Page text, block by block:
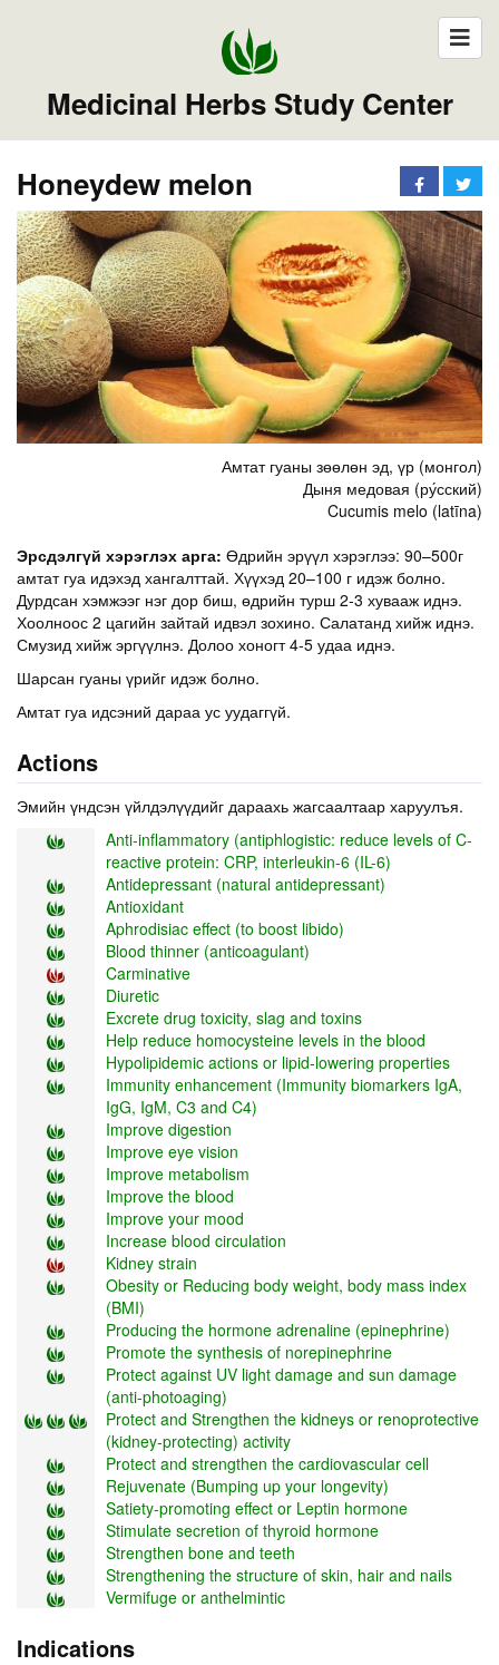
Medicinal Herbs Study Center
Honeydew melon
Амтат гуаны зөөлөн эд, үр (монгол)
Дыня медовая (ру́сский)
Cucumis melo (latīna)
Эрсдэлгүй хэрэглэх арга: Өдрийн эрүүл хэрэглээ: 90–500г
амтат гуа идэхэд хангалттай. Хүүхэд 20–100 г идэж болно.
Дурдсан хэмжээг нэг дор биш, өдрийн турш 2-3 хувааж иднэ.
Хоолноос 2 цагийн зайтай идвэл зохино. Салатанд хийж иднэ.
Смузид хийж эргүүлнэ. Долоо хоногт 4-5 удаа иднэ.
Шарсан гуаны үрийг идэж болно.
Амтат гуа идсэний дараа ус уудаггүй.
Actions
Эмийн үндсэн үйлдэлүүдийг дараахь жагсаалтаар харуулъя.
Anti-inflammatory (antiphlogistic: reduce levels of C-
reactive protein: CRP, interleukin-6 (IL-6)
Antidepressant (natural antidepressant)
Antioxidant
Aphrodisiac effect (to boost libido)
Blood thinner (anticoagulant)
Carminative
Diuretic
Excrete drug toxicity, slag and toxins
Help reduce homocysteine levels in the blood
Hypolipidemic actions or lipid-lowering properties
Immunity enhancement (Immunity biomarkers IgA,
IgG, IgM, C3 and C4)
Improve digestion
Improve eye vision
Improve metabolism
Improve the blood
Improve your mood
Increase blood circulation
Kidney strain
Obesity or Reducing body weight, body mass index
(BMI)
Producing the hormone adrenaline (epinephrine)
Promote the synthesis of norepinephrine
Protect against UV light damage and sun damage
(anti-photoaging)
Protect and Strengthen the kidneys or renoprotective
(kidney-protecting) activity
Protect and strengthen the cardiovascular cell
Rejuvenate (Bumping up your longevity)
Satiety-promoting effect or Leptin hormone
Stimulate secretion of thyroid hormone
Strengthen bone and teeth
Strengthening the structure of skin, hair and nails
Vermifuge or anthelmintic
Indications